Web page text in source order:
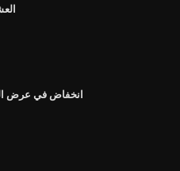
انخفاض في عرض